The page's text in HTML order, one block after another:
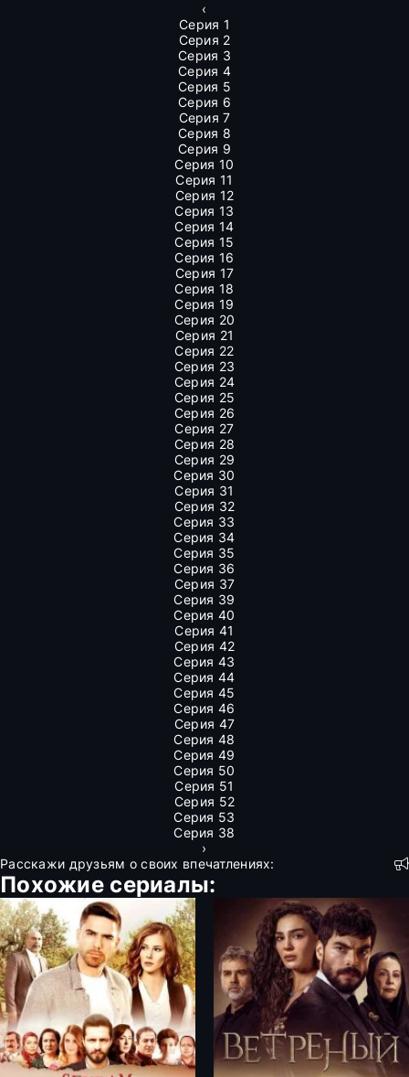
‹
Серия 1
Серия 2
Серия 3
Серия 4
Серия 5
Серия 6
Серия 7
Серия 8
Серия 9
Серия 10
Серия 11
Серия 12
Серия 13
Серия 14
Серия 15
Серия 16
Серия 17
Серия 18
Серия 19
Серия 20
Серия 21
Серия 22
Серия 23
Серия 24
Серия 25
Серия 26
Серия 27
Серия 28
Серия 29
Серия 30
Серия 31
Серия 32
Серия 33
Серия 34
Серия 35
Серия 36
Серия 37
Серия 39
Серия 40
Серия 41
Серия 42
Серия 43
Серия 44
Серия 45
Серия 46
Серия 47
Серия 48
Серия 49
Серия 50
Серия 51
Серия 52
Серия 53
Серия 38
›
Расскажи друзьям о своих впечатлениях:
Похожие сериалы: